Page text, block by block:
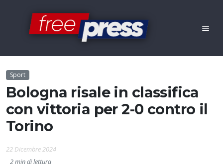
Sport
Bologna risale in classifica
con vittoria per 2-0 contro il
Torino
22 Dicembre 2024
2 min di lettura